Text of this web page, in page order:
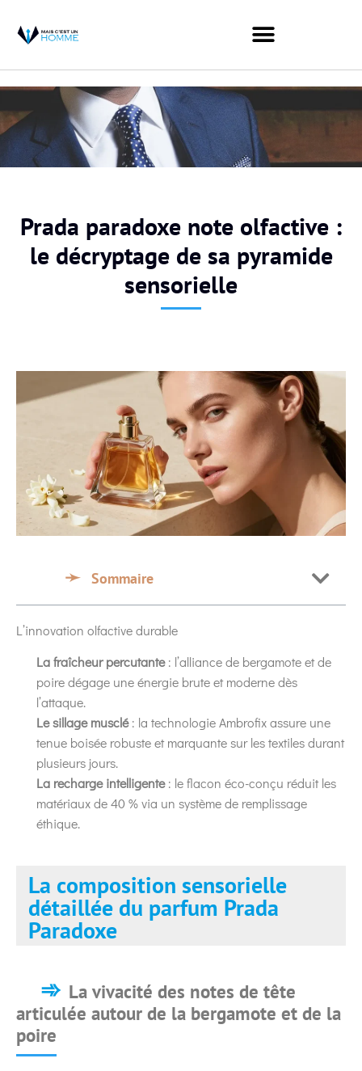
Prada paradoxe note olfactive :
le décryptage de sa pyramide
sensorielle
Sommaire
L’innovation olfactive durable
La fraîcheur percutante: l’alliance de bergamote et de
poire dégage une énergie brute et moderne dès
l’attaque.
Le sillage musclé: la technologie Ambrofix assure une
tenue boisée robuste et marquante sur les textiles durant
plusieurs jours.
La recharge intelligente: le flacon éco-conçu réduit les
matériaux de 40 % via un système de remplissage
éthique.
La composition sensorielle
détaillée du parfum Prada
Paradoxe
La vivacité des notes de tête
articulée autour de la bergamote et de la
poire